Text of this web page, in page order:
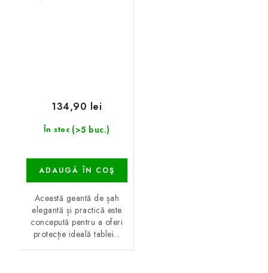
În stoc (>5 buc.)
134,90 lei
ADAUGĂ ÎN COŞ
Această geantă de șah
elegantă și practică este
concepută pentru a oferi
protecție ideală tablei...